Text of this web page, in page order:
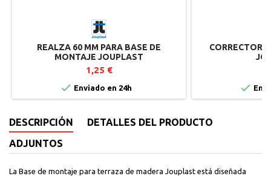
REALZA 60 MM PARA BASE DE
MONTAJE JOUPLAST
1,25 €
 Enviado en 24h
CORRECTOR

DESCRIPCIÓN
DETALLES DEL PRODUCTO
ADJUNTOS
La Base de montaje para terraza de madera Jouplast está diseñada